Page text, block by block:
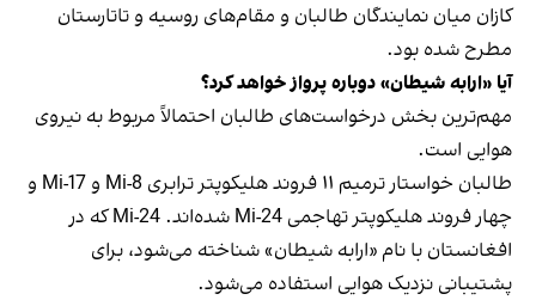
کازان میان نمایندگان طالبان و مقام‌های روسیه و تاتارستان
مطرح شده بود.
آیا «ارابه شیطان» دوباره پرواز خواهد کرد؟
مهم‌ترین بخش درخواست‌های طالبان احتمالاً مربوط به نیروی
هوایی است.
طالبان خواستار ترمیم ۱۱ فروند هلیکوپتر ترابری Mi-8 و Mi-17 و
چهار فروند هلیکوپتر تهاجمی Mi-24 شده‌اند. Mi-24 که در
افغانستان با نام «ارابه شیطان» شناخته می‌شود، برای
پشتیبانی نزدیک هوایی استفاده می‌شود.